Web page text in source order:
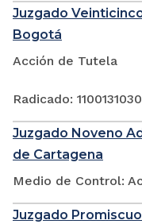
Juzgado
Bogotá
Acción de Tutela
Radicado:
Juzgado Noveno
de Cartagena
Medio de Control:
Juzgado